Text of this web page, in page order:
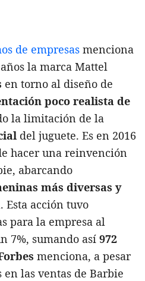
de empresas menciona
la marca Mattel
en torno al diseño de
poco realista de
la limitación de la
del juguete. Es en 2016
hacer una reinvención
abarcando
más diversas y
. Esta acción tuvo
para la empresa al
7%, sumando así 972
menciona, a pesar
las ventas de Barbie